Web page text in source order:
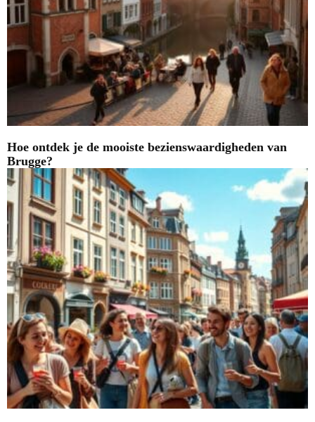
Hoe ontdek je de mooiste bezienswaardigheden van
Brugge?